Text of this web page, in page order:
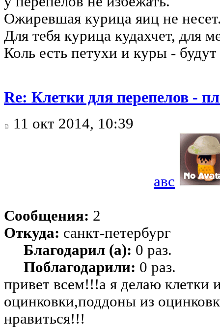
Ожиревшая курица яиц не
Для тебя курица кудахчет, для
Коль есть петухи и куры -
Re: Клетки для перепелов -
11 окт 2014, 10:39
авс
Сообщения: 2
Откуда: санкт-петербург
Благодарил (а): 0 раз.
Поблагодарили: 0 раз.
привет всем!!!а я делаю клетки
оцинковки,поддоны из
нравиться!!!